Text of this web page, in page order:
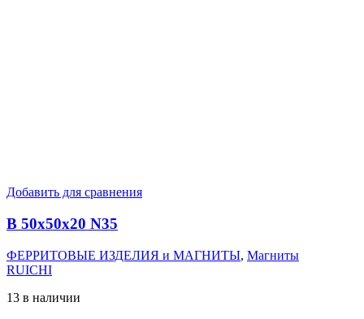
Добавить для сравнения
B 50x50x20 N35
ФЕРРИТОВЫЕ ИЗДЕЛИЯ и МАГНИТЫ, Магниты
RUICHI
13 в наличии